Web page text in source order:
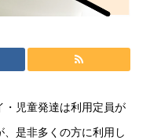
・児童発達は利用定員が
是非多くの方に利用し